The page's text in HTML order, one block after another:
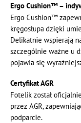
Ergo Cushion™ –
Ergo Cushion™
kręgosłupa dzięki
Delikatnie wspierają
szczególnie ważne u
pojawia się
Certyfikat AGR
Fotelik został
przez AGR,
podparcie.